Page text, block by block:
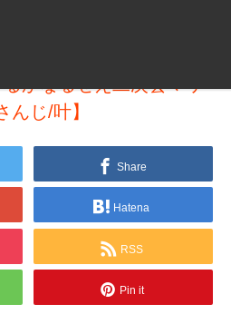
かなるせえ二次会マリ
んじ/叶】
Share
Hatena
RSS
Pin it